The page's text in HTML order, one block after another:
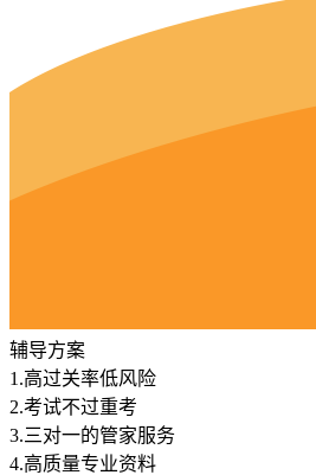
辅导方案
1.高过关率低风险
2.考试不过重考
3.三对一的管家服务
4.高质量专业资料